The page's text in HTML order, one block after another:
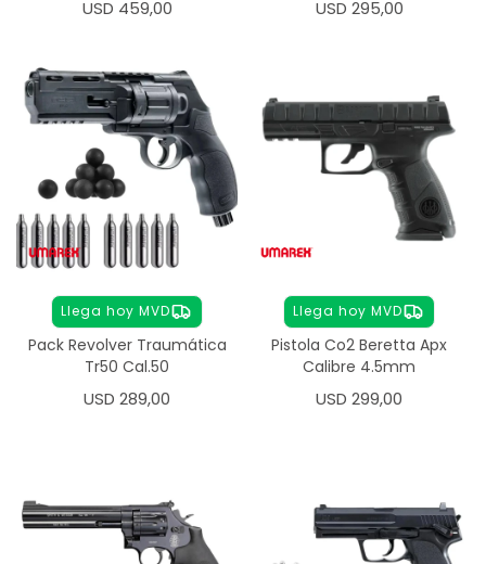
USD 459,00 USD 295,00
Llega hoy MVD
Pack Revolver Traumática
Tr50 Cal.50
USD 289,00
Llega hoy MVD
Pistola Co2 Beretta Apx
Calibre 4.5mm
USD 299,00